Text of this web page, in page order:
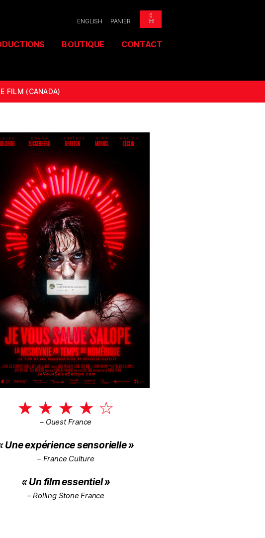
ENGLISH PANIER
0
BOUTIQUE CONTACT
FILM (CANADA)
☆ ☆ ☆ ☆ ☆
– Ouest France
Une expérience sensorielle »
– France Culture
« Un film essentiel »
– Rolling Stone France